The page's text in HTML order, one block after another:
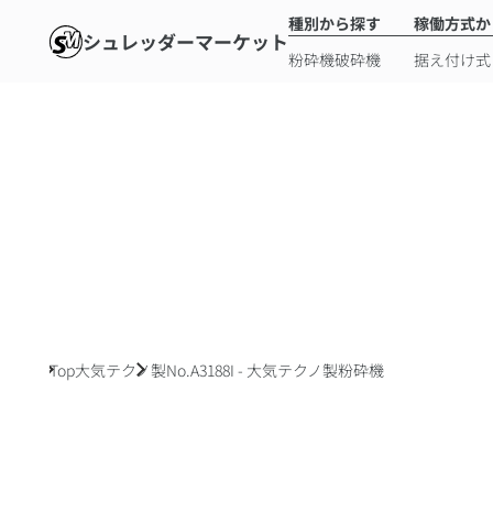
シュレッダーマーケット
種別から探す
粉砕機破砕機
稼働方式
据え付け式
Top大気テクノ製No.A3188I - 大気テクノ製粉砕機